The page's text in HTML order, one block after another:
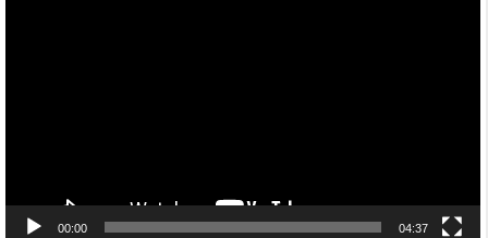
00:00 04:37